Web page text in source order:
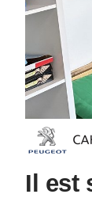
Il est